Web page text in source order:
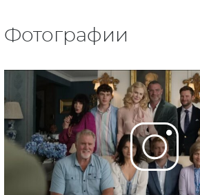
Фотографии